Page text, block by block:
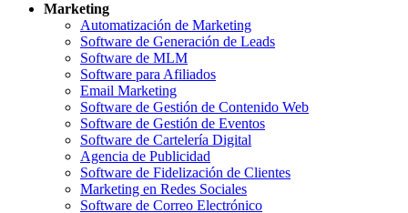
Marketing
Automatización de Marketing
Software de Generación de Leads
Software de MLM
Software para Afiliados
Email Marketing
Software de Gestión de Contenido Web
Software de Gestión de Eventos
Software de Cartelería Digital
Agencia de Publicidad
Software de Fidelización de Clientes
Marketing en Redes Sociales
Software de Correo Electrónico